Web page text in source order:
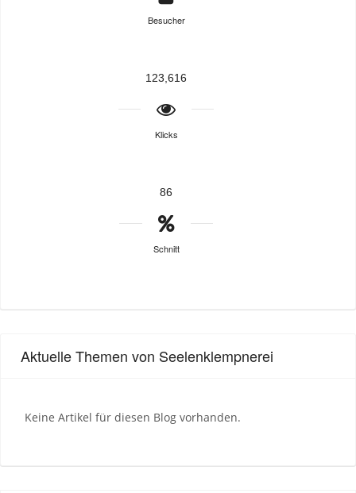
Besucher
123,616
Klicks
86
Schnitt
Aktuelle Themen von Seelenklempnerei
Keine Artikel für diesen Blog vorhanden.